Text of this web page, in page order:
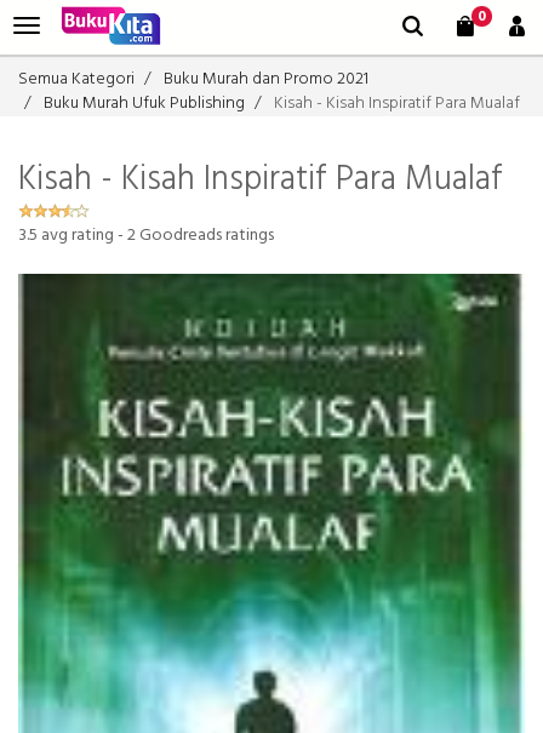
0
Semua Kategori
Buku Murah dan Promo 2021
Buku Murah Ufuk Publishing
Kisah - Kisah Inspiratif Para Mualaf
Kisah - Kisah Inspiratif Para Mualaf
3.5 avg rating -2Goodreads ratings